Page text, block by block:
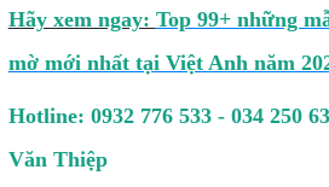
Hãy xem ngay: Top 99+ những
mờ mới nhất tại Việt Anh năm
Hotline: 0932 776 533 - 034 250
Văn Thiệp